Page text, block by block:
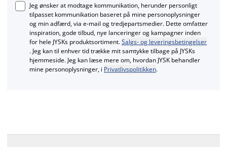
Jeg ønsker at modtage kommunikation, herunder personligt
tilpasset kommunikation baseret på mine personoplysninger
og min adfærd, via e‑mail og tredjepartsmedier. Dette omfatter
inspiration, gode tilbud, nye lanceringer og kampagner inden
for hele JYSKs produktsortiment.Salgs- og leveringsbetingelser
. Jeg kan til enhver tid trække mit samtykke tilbage på JYSKs
hjemmeside. Jeg kan læse mere om, hvordan JYSK behandler
mine personoplysninger, i Privatlivspolitikken.